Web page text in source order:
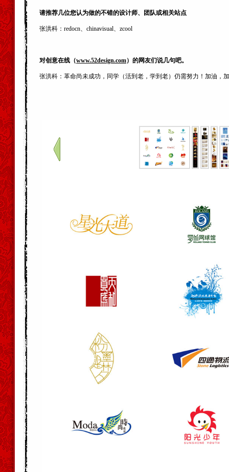
请推荐几位您认为做的不错的设计师、团队或相关站点
张洪科：redocn、chinavisual、zcool
对创意在线（www.52design.com）的网友们说几句吧。
张洪科：革命尚未成功，同学（活到老，学到老）仍需努力！加油，